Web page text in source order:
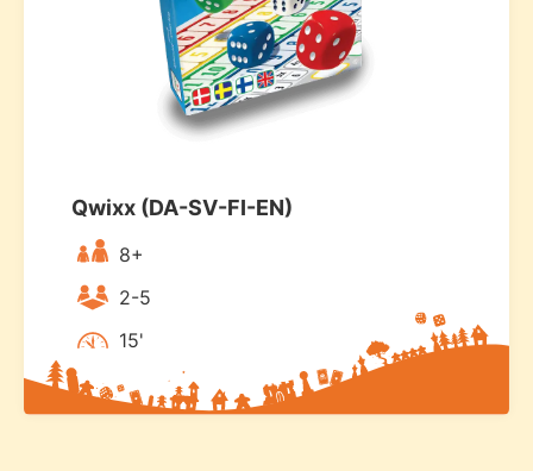
Qwixx (DA-SV-FI-EN)
8+
2-5
15'